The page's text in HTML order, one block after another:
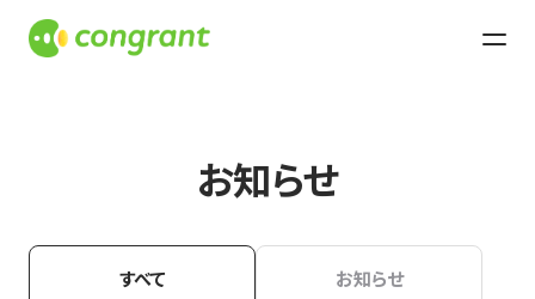
お知らせ
すべて お知らせ